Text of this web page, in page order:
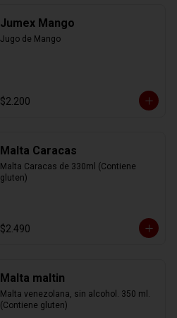
Jumex Mango
Jugo de Mango
$2.200
Malta Caracas
Malta Caracas de 330ml (Contiene
gluten)
$2.490
Malta maltin
Malta venezolana, sin alcohol. 350 ml.
(Contiene gluten)